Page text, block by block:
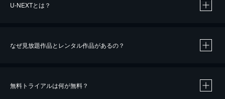
U-NEXTとは？
なぜ見放題作品とレンタル作品があるの？
無料トライアルは何が無料？